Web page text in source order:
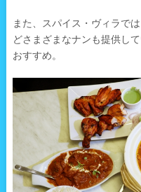
また、スパイス・ヴィラで
どさまざまなナンも提供し
おすすめ。